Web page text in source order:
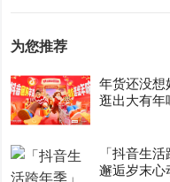
为您推荐
年货还没想
逛出大有年
「抖音生
邂逅岁末心